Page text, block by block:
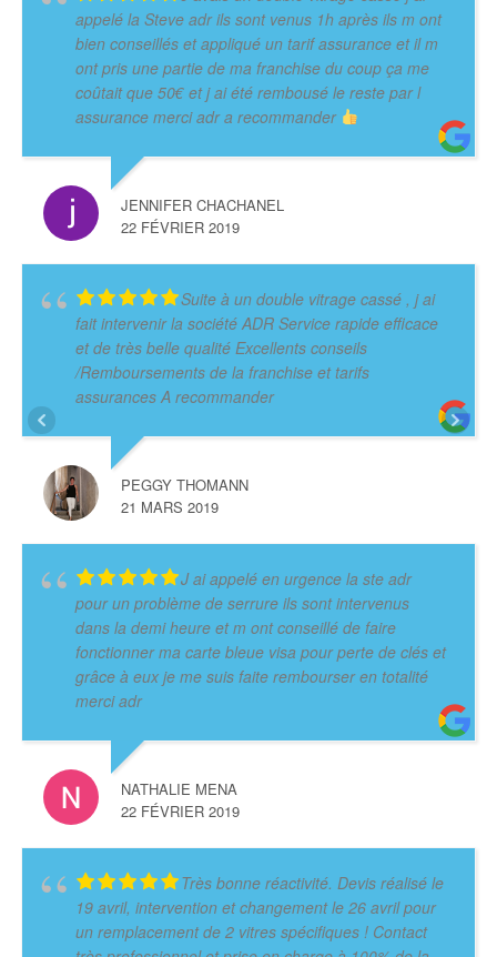
appelé la Steve adr ils sont venus 1h après ils m ont
bien conseillés et appliqué un tarif assurance et il m
ont pris une partie de ma franchise du coup ça me
coûtait que 50€ et j ai été rembousé le reste par l
assurance merci adr a recommander
JENNIFER CHACHANEL
22 FÉVRIER 2019
Suite à un double vitrage cassé , j ai
fait intervenir la société ADR Service rapide efficace
et de très belle qualité Excellents conseils
/Remboursements de la franchise et tarifs
assurances A recommander
PEGGY THOMANN
21 MARS 2019
J ai appelé en urgence la ste adr
pour un problème de serrure ils sont intervenus
dans la demi heure et m ont conseillé de faire
fonctionner ma carte bleue visa pour perte de clés et
grâce à eux je me suis faite rembourser en totalité
merci adr
NATHALIE MENA
22 FÉVRIER 2019
Très bonne réactivité. Devis réalisé le
19 avril, intervention et changement le 26 avril pour
un remplacement de 2 vitres spécifiques ! Contact